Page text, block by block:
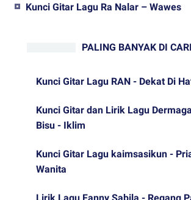
Kunci Gitar Lagu Ra Nalar – Wawes
PALING BANYAK DI CARI
Kunci Gitar Lagu RAN - Dekat Di
Kunci Gitar dan Lirik Lagu
Bisu - Iklim
Kunci Gitar Lagu kaimsasikun -
Wanita